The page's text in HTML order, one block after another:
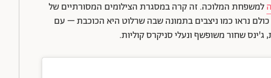
למשפחת המלוכה. זה קרה במסגרת הצילומים המסורתיים של
כולם נראו כמו ניצבים בתמונה שבה שרלוט היא הכוכבת – עם
שחור משופשף ונעלי סניקרס קוליות.